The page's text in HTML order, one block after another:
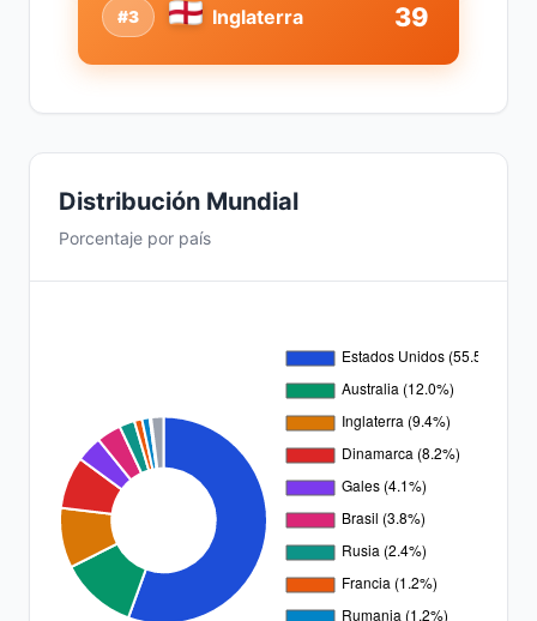
#3 Inglaterra 39
Distribución Mundial
Porcentaje por país